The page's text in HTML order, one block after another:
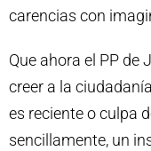
carencias con
Que ahora el PP de
creer a la
es reciente o culpa
sencillamente, un